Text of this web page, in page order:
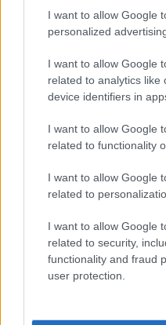
I want to allow Google
personalized
I want to allow Google
related to analytics like
device identifiers in
I want to allow Google
related to functionality
I want to allow Google
related to
I want to allow Google
related to security,
functionality and fraud
user protection.
Precedente
SEDUTE
Vignetta del